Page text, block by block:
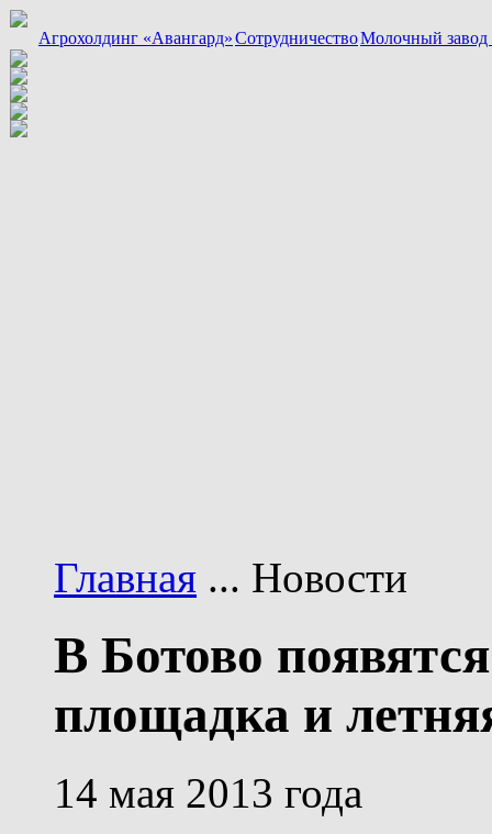
Агрохолдинг «Авангард»СотрудничествоМолочный завод
Главная ... Новости
В Ботово
площадка и
14 мая 2013 года